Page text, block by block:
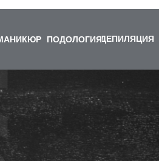
ДЕПИЛЯЦИЯ
ПОДОЛОГИЯ